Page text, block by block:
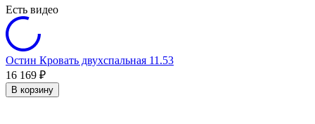
Есть видео
Остин Кровать двухспальная 11.53
16 169 ₽
В корзину